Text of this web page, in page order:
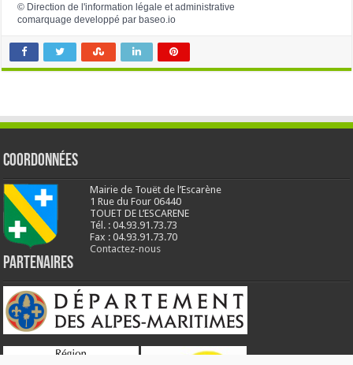
© Direction de l'information légale et administrative
comarquage developpé parbaseo.io
Coordonnées
Mairie de Touët de l’Escarène
1 Rue du Four 06440
TOUET DE L’ESCARENE
Tél. : 04.93.91.73.73
Fax : 04.93.91.73.70
Contactez-nous
Partenaires